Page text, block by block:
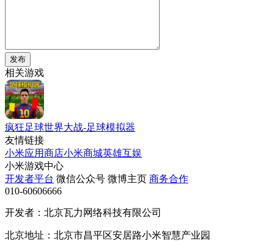
发布
相关游戏
疯狂足球世界大战-足球模拟器
友情链接
小米应用商店小米商城英雄互娱
小米游戏中心
开发者平台 微信公众号 微博主页 商务合作
010-60606666
开发者：北京瓦力网络科技有限公司
北京地址：北京市昌平区安居路小米智慧产业园